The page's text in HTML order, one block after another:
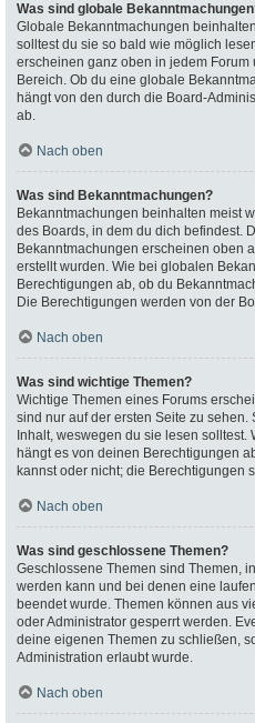
Was sind globale
Globale Bekanntmachungen
solltest du sie so bald wie möglich
erscheinen ganz oben in jedem
Bereich. Ob du eine globale
hängt von den durch die Board-
ab.
Nach oben
Was sind Bekanntmachungen?
Bekanntmachungen beinhalten meist
des Boards, in dem du dich befindest.
Bekanntmachungen erscheinen oben
erstellt wurden. Wie bei globalen
Berechtigungen ab, ob du
Die Berechtigungen werden von der
Nach oben
Was sind wichtige Themen?
Wichtige Themen eines Forums
sind nur auf der ersten Seite zu
Inhalt, weswegen du sie lesen
hängt es von deinen Berechtigungen
kannst oder nicht; die Berechtigungen
Nach oben
Was sind geschlossene Themen?
Geschlossene Themen sind Themen,
werden kann und bei denen eine
beendet wurde. Themen können aus
oder Administrator gesperrt werden.
deine eigenen Themen zu schließen,
Administration erlaubt wurde.
Nach oben